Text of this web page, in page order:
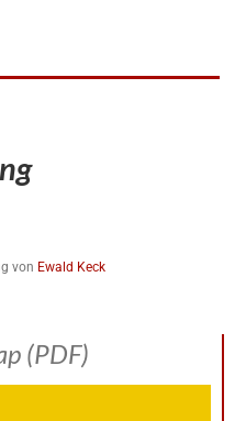
von Ewald Keck
(PDF)